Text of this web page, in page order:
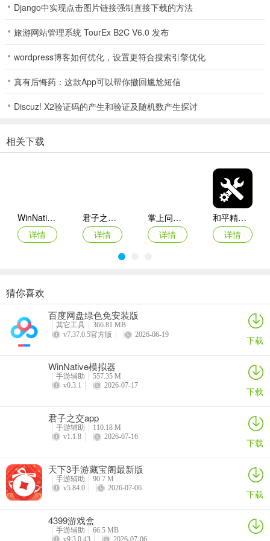
常见问题
1、角色卡无法展示？
掌上命运方舟助手，会在您授权获取游戏数据后，才回去查询角色卡
2、是否使用了与游戏账号相同QQ账号/微信账号进行登录。
3、如遇到网络卡顿问题，可尝试完全退出APP后，重新进入。
更新日志
v1.9.1版本
Django中实现点击图片链接强制直接下载的方法
旅游网站管理系统 TourEx B2C V6.0 发布
wordpress博客如何优化，设置更符合搜索引擎优化
真有后悔药：这款App可以帮你撤回尴尬短信
Discuz! X2验证码的产生和验证及随机数产生探讨
相关下载
WinNative模拟器
详情
君子之交app
详情
掌上问道app
详情
和平精英画质修改器官方正版
详情
游咔盒子app
详情
蛋仔派对蛋壳App
详情
U租号app
地瓜阁app
猜你喜欢
百度网盘绿色免安装版
其它工具
366.81 MB
v7.37.0.5官方版
2026-06-19 下载
WinNative模拟器
手游辅助
557.35 M
v0.3.1
2026-07-17 下载
君子之交app
手游辅助
110.18 M
v1.1.8
2026-07-16 下载
天下3手游藏宝阁最新版
手游辅助
90.7 M
v5.84.0
2026-07-06 下载
4399游戏盒
手游辅助
66.5 MB
v9.3.0.43
2026-07-06